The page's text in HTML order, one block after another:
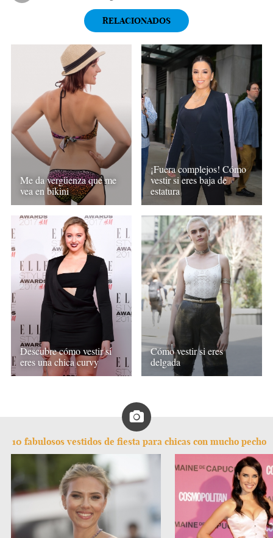
RELACIONADOS
Me da vergüenza que me
vea en bikini
¡Fuera complejos! Cómo
vestir si eres baja de
estatura
Descubre cómo vestir si
eres una chica curvy
Cómo vestir si eres
delgada
10 fabulosos vestidos de fiesta para chicas con mucho pecho